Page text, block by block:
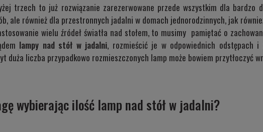
trzech to już rozwiązanie zarezerwowane przede wszystkim dla bardzo
ale również dla przestronnych jadalni w domach jednorodzinnych, jak
wielu źródeł światła nad stołem, to musimy pamiętać o
lampy nad stół w jadalni, rozmieścić je w odpowiednich odstępach i
duża liczba przypadkowo rozmieszczonych lamp może bowiem przytłoczyć
wybierając ilość lamp nad stół w jadalni?